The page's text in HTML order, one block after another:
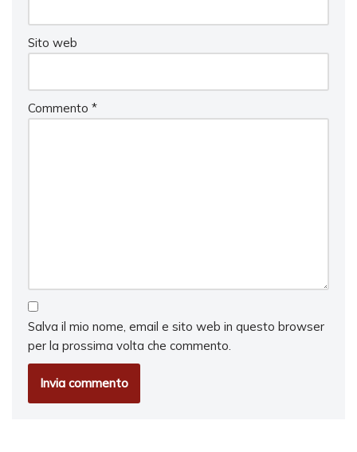
Sito web
Commento *
Salva il mio nome, email e sito web in questo browser
per la prossima volta che commento.